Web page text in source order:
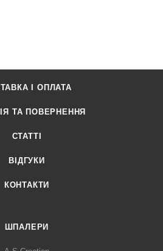
І ОПЛАТА
ТА ПОВЕРНЕННЯ
СТАТТІ
ВІДГУКИ
КОНТАКТИ
ШПАЛЕРИ